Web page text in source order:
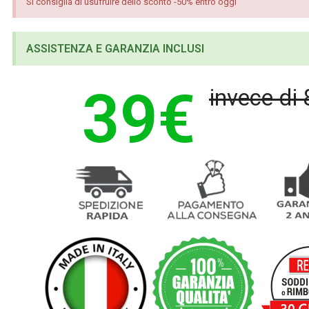
ASSISTENZA E GARANZIA INCLUSI
39€ invece di